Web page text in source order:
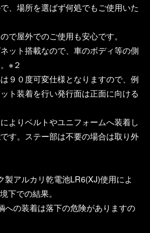
、場所を選ばず何処でもご使用いた
で屋外でのご使用も安心です。
ット搭載なので、車のボディ等の側
※２
９０度可変仕様となりますので、例
ト装着を行い発行面は正面に向ける
よりベルトやユニフォームへ装着し
す。ステー部は不要の場合は取り外
製アルカリ乾電池LR6(XJ)使用によ
での結果。
への装着は落下の危険がありますの